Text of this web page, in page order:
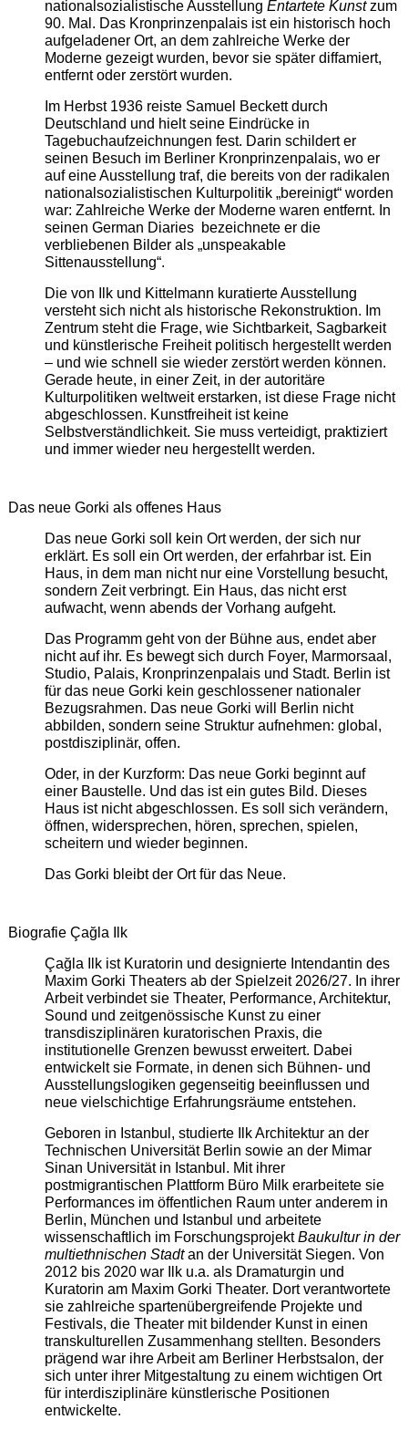
nationalsozialistische Ausstellung Entartete Kunstzum
90. Mal. Das Kronprinzenpalais ist ein historisch hoch
aufgeladener Ort, an dem zahlreiche Werke der
Moderne gezeigt wurden, bevor sie später diffamiert,
entfernt oder zerstört wurden.
Im Herbst 1936 reiste Samuel Beckett durch
Deutschland und hielt seine Eindrücke in
Tagebuchaufzeichnungen fest. Darin schildert er
seinen Besuch im Berliner Kronprinzenpalais, wo er
auf eine Ausstellung traf, die bereits von der radikalen
nationalsozialistischen Kulturpolitik „bereinigt“ worden
war: Zahlreiche Werke der Moderne waren entfernt. In
seinen German Diaries bezeichnete er die
verbliebenen Bilder als „unspeakable
Sittenausstellung“.
Die von Ilk und Kittelmann kuratierte Ausstellung
versteht sich nicht als historische Rekonstruktion. Im
Zentrum steht die Frage, wie Sichtbarkeit, Sagbarkeit
und künstlerische Freiheit politisch hergestellt werden
– und wie schnell sie wieder zerstört werden können.
Gerade heute, in einer Zeit, in der autoritäre
Kulturpolitiken weltweit erstarken, ist diese Frage nicht
abgeschlossen. Kunstfreiheit ist keine
Selbstverständlichkeit. Sie muss verteidigt, praktiziert
und immer wieder neu hergestellt werden.
Das neue Gorki als offenes Haus
Das neue Gorki soll kein Ort werden, der sich nur
erklärt. Es soll ein Ort werden, der erfahrbar ist. Ein
Haus, in dem man nicht nur eine Vorstellung besucht,
sondern Zeit verbringt. Ein Haus, das nicht erst
aufwacht, wenn abends der Vorhang aufgeht.
Das Programm geht von der Bühne aus, endet aber
nicht auf ihr. Es bewegt sich durch Foyer, Marmorsaal,
Studio, Palais, Kronprinzenpalais und Stadt. Berlin ist
für das neue Gorki kein geschlossener nationaler
Bezugsrahmen. Das neue Gorki will Berlin nicht
abbilden, sondern seine Struktur aufnehmen: global,
postdisziplinär, offen.
Oder, in der Kurzform: Das neue Gorki beginnt auf
einer Baustelle. Und das ist ein gutes Bild. Dieses
Haus ist nicht abgeschlossen. Es soll sich verändern,
öffnen, widersprechen, hören, sprechen, spielen,
scheitern und wieder beginnen.
Das Gorki bleibt der Ort für das Neue.
Biografie Çağla Ilk
Çağla Ilk ist Kuratorin und designierte Intendantin des
Maxim Gorki Theaters ab der Spielzeit 2026/27. In ihrer
Arbeit verbindet sie Theater, Performance, Architektur,
Sound und zeitgenössische Kunst zu einer
transdisziplinären kuratorischen Praxis, die
institutionelle Grenzen bewusst erweitert. Dabei
entwickelt sie Formate, in denen sich Bühnen- und
Ausstellungslogiken gegenseitig beeinflussen und
neue vielschichtige Erfahrungsräume entstehen.
Geboren in Istanbul, studierte Ilk Architektur an der
Technischen Universität Berlin sowie an der Mimar
Sinan Universität in Istanbul. Mit ihrer
postmigrantischen Plattform Büro Milk erarbeitete sie
Performances im öffentlichen Raum unter anderem in
Berlin, München und Istanbul und arbeitete
wissenschaftlich im ForschungsprojektBaukultur in der
multiethnischen Stadtan der Universität Siegen. Von
2012 bis 2020 war Ilk u.a. als Dramaturgin und
Kuratorin am Maxim Gorki Theater. Dort verantwortete
sie zahlreiche spartenübergreifende Projekte und
Festivals, die Theater mit bildender Kunst in einen
transkulturellen Zusammenhang stellten. Besonders
prägend war ihre Arbeit am Berliner Herbstsalon, der
sich unter ihrer Mitgestaltung zu einem wichtigen Ort
für interdisziplinäre künstlerische Positionen
entwickelte.